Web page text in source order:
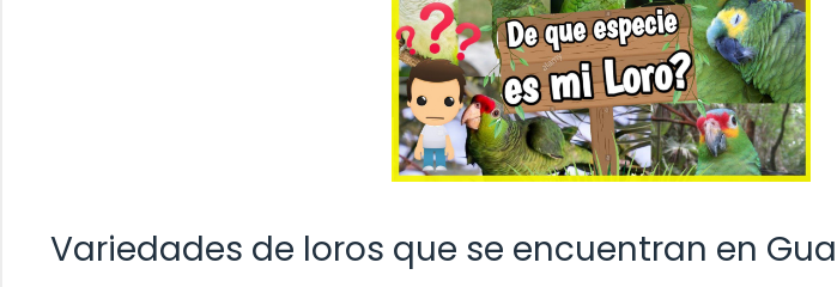
Variedades de loros que se encuentran en